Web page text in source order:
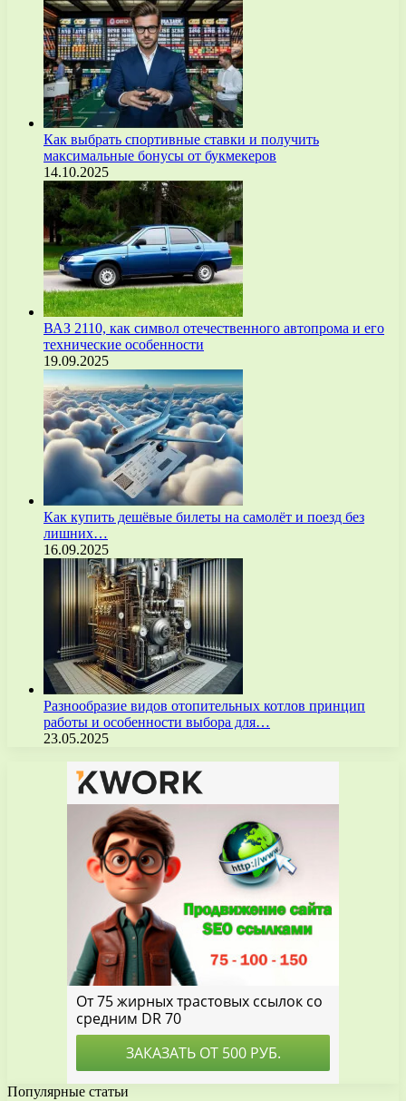
Как выбрать спортивные ставки и получить
максимальные бонусы от букмекеров
14.10.2025
ВАЗ 2110, как символ отечественного автопрома и его
технические особенности
19.09.2025
Как купить дешёвые билеты на самолёт и поезд без
лишних…
16.09.2025
Разнообразие видов отопительных котлов принцип
работы и особенности выбора для…
23.05.2025
Популярные статьи